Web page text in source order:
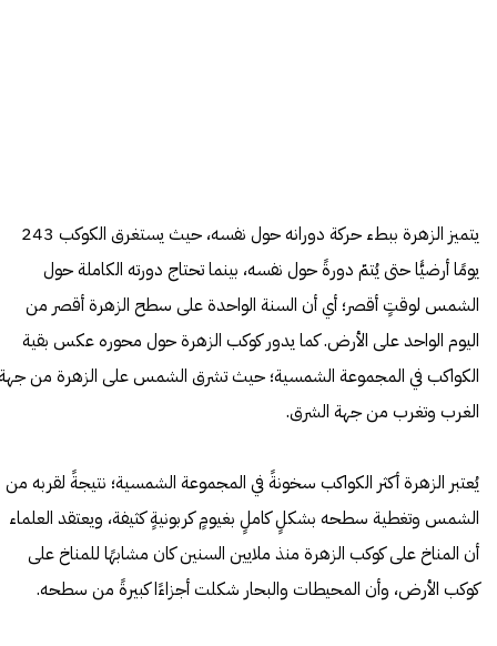
يتميز الزهرة ببطء حركة دورانه حول نفسه، حيث يستغرق الكوكب 243
يومًا أرضيًّا حتى يُتمّ دورةً حول نفسه، بينما تحتاج دورته الكاملة حول
الشمس لوقتٍ أقصر؛ أي أن السنة الواحدة على سطح الزهرة أقصر من
اليوم الواحد على الأرض. كما يدور كوكب الزهرة حول محوره عكس بقية
الكواكب في المجموعة الشمسية؛ حيث تشرق الشمس على الزهرة من
الغرب وتغرب من جهة الشرق.
يُعتبر الزهرة أكثر الكواكب سخونةً في المجموعة الشمسية؛ نتيجةً لقربه من
الشمس وتغطية سطحه بشكلٍ كاملٍ بغيومٍ كربونيةٍ كثيفة، ويعتقد العلماء
أن المناخ على كوكب الزهرة منذ ملايين السنين كان مشابهًا للمناخ على
كوكب الأرض، وأن المحيطات والبحار شكلت أجزاءًا كبيرةً من سطحه.